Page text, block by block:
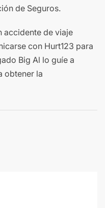
de Seguros.
accidente de viaje
con Hurt123 para
Big Al lo guíe a
obtener la